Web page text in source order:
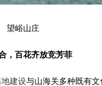
望峪山庄
，百花齐放竞芳菲
建设与山海关多种既有